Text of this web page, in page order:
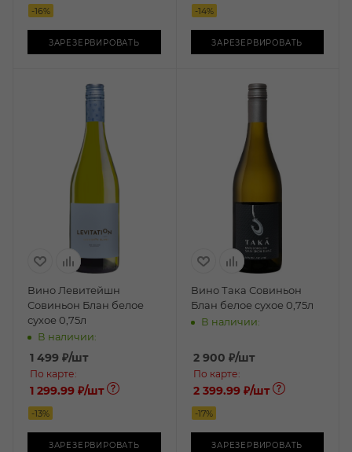
-16%
ЗАРЕЗЕРВИРОВАТЬ
-14%
ЗАРЕЗЕРВИРОВАТЬ
Вино Левитейшн
Совиньон Блан белое
сухое 0,75л
В наличии:
1 499 ₽/шт
По карте:
1 299.99 ₽/шт
-13%
ЗАРЕЗЕРВИРОВАТЬ
Вино Така Совиньон
Блан белое сухое 0,75л
В наличии:
2 900 ₽/шт
По карте:
2 399.99 ₽/шт
-17%
ЗАРЕЗЕРВИРОВАТЬ